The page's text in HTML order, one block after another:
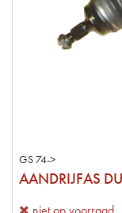
GS 74->
AANDRIJFAS